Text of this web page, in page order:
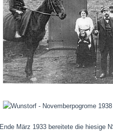
Ende März 1933 bereitete die hiesige